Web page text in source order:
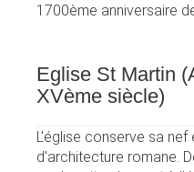
1700ème anniversaire
Eglise St Martin
XVème siècle)
L'église conserve sa
d'architecture romane.